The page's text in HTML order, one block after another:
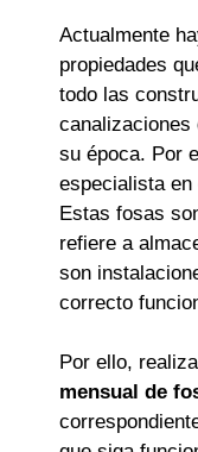
Actualmente
propiedades
todo las
canalizaciones
su época. Por
especialista en
Estas fosas
refiere a
son
correcto
Por ello,
mensual de